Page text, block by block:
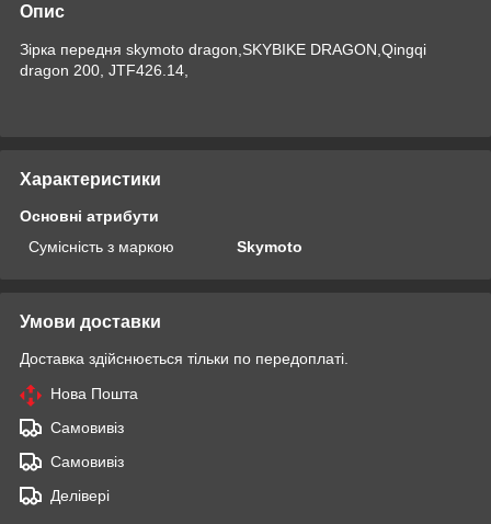
Опис
Зірка передня skymoto dragon,SKYBIKE DRAGON,Qingqi
dragon 200, JTF426.14,
Характеристики
Основні атрибути
Сумісність з маркою
Skymoto
Умови доставки
Доставка здійснюється тільки по передоплаті.
Нова Пошта
Самовивіз
Самовивіз
Делівері